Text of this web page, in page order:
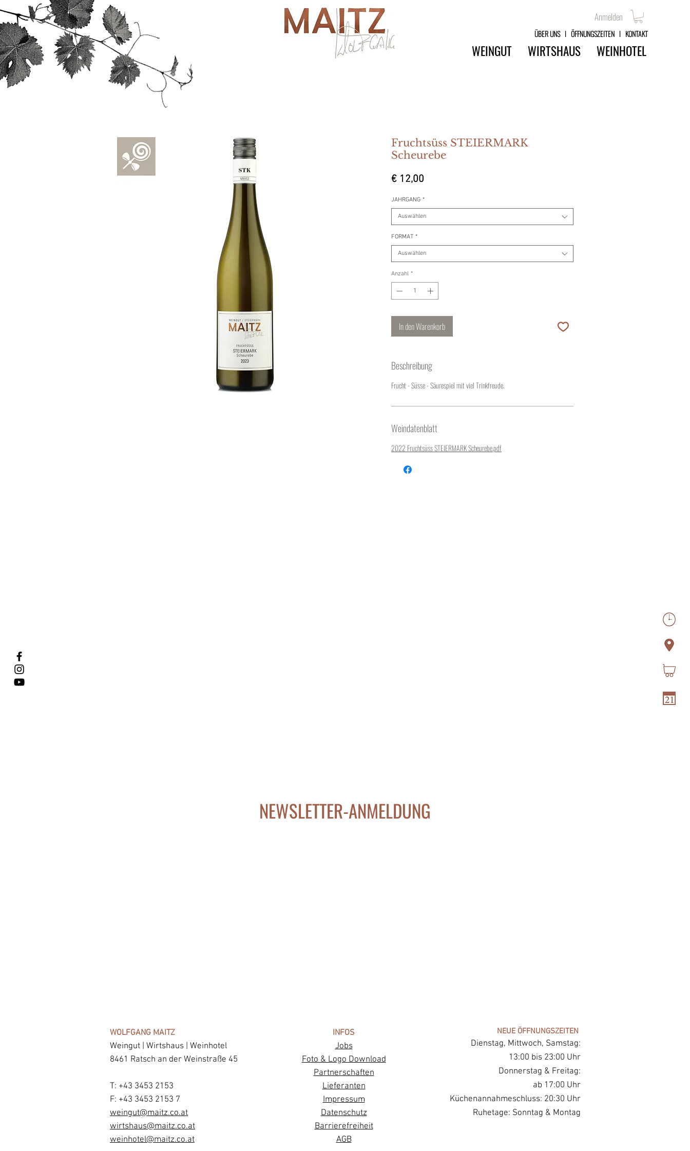
WEINGUT WIRTSHAUS WEINHOTEL
ÜBER UNSl ÖFFNUNGSZEITEN l KONTAKT
Anmelden
Fruchtsüss STEIERMARK
Scheurebe
€ 12,00
JAHRGANG *
Auswählen
FORMAT *
Auswählen
Anzahl *
In den Warenkorb
Beschreibung
Frucht - Süsse - Säurespiel mit viel Trinkfreude.
Weindatenblatt
2022 Fruchtsüss STEIERMARK Scheurebe.pdf
NEWSLETTER-ANMELDUNG
WOLFGANG MAITZ
Weingut | Wirtshaus | Weinhotel
8461 Ratsch an der Weinstraße 45
T: +43 3453 2153
F: +43 3453 2153 7
weingut@maitz.co.at
wirtshaus@maitz.co.at
weinhotel@maitz.co.at
INFOS
Jobs
Foto & Logo Download
Partnerschaften
Lieferanten
Impressum
Datenschutz
Barrierefreiheit
AGB
NEUE ÖFFNUNGSZEITEN
Dienstag, Mittwoch, Samstag:
13:00 bis 23:00 Uhr
Donnerstag & Freitag:
ab 17:00 Uhr
Küchenannahmeschluss: 20:30 Uhr
Ruhetage: Sonntag & Montag